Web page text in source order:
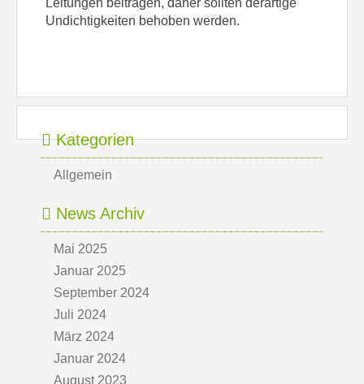
Leitungen beitragen, daher sollten derartige
Undichtigkeiten behoben werden.
Kategorien
Allgemein
News Archiv
Mai 2025
Januar 2025
September 2024
Juli 2024
März 2024
Januar 2024
August 2023